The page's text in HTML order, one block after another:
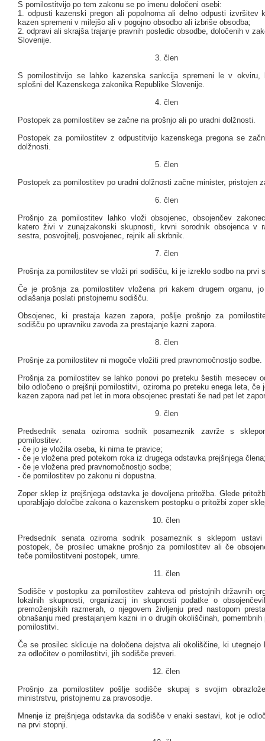
S pomilostitvijo po tem zakonu se po imenu določeni osebi:
1. odpusti kazenski pregon ali popolnoma ali delno odpusti izvršitev
kazen spremeni v milejšo ali v pogojno obsodbo ali izbriše obsodba;
2. odpravi ali skrajša trajanje pravnih posledic obsodbe, določenih v
Slovenije.
3. člen
S pomilostitvijo se lahko kazenska sankcija spremeni le v okviru,
splošni del Kazenskega zakonika Republike Slovenije.
4. člen
Postopek za pomilostitev se začne na prošnjo ali po uradni dolžnosti.
Postopek za pomilostitev z odpustitvijo kazenskega pregona se
dolžnosti.
5. člen
Postopek za pomilostitev po uradni dolžnosti začne minister, pristojen
6. člen
Prošnjo za pomilostitev lahko vloži obsojenec, obsojenčev
katero živi v zunajzakonski skupnosti, krvni sorodnik obsojenca v
sestra, posvojitelj, posvojenec, rejnik ali skrbnik.
7. člen
Prošnja za pomilostitev se vloži pri sodišču, ki je izreklo sodbo na prvi
Če je prošnja za pomilostitev vložena pri kakem drugem organu,
odlašanja poslati pristojnemu sodišču.
Obsojenec, ki prestaja kazen zapora, pošlje prošnjo za
sodišču po upravniku zavoda za prestajanje kazni zapora.
8. člen
Prošnje za pomilostitev ni mogoče vložiti pred pravnomočnostjo sodbe.
Prošnja za pomilostitev se lahko ponovi po preteku šestih mesecev
bilo odločeno o prejšnji pomilostitvi, oziroma po preteku enega leta, če
kazen zapora nad pet let in mora obsojenec prestati še nad pet let
9. člen
Predsednik senata oziroma sodnik posameznik zavrže s
pomilostitev:
- če jo je vložila oseba, ki nima te pravice;
- če je vložena pred potekom roka iz drugega odstavka prejšnjega
- če je vložena pred pravnomočnostjo sodbe;
- če pomilostitev po zakonu ni dopustna.
Zoper sklep iz prejšnjega odstavka je dovoljena pritožba. Glede
uporabljajo določbe zakona o kazenskem postopku o pritožbi zoper
10. člen
Predsednik senata oziroma sodnik posameznik s sklepom ustavi
postopek, če prosilec umakne prošnjo za pomilostitev ali če
teče pomilostitveni postopek, umre.
11. člen
Sodišče v postopku za pomilostitev zahteva od pristojnih državnih
lokalnih skupnosti, organizacij in skupnosti podatke o
premoženjskih razmerah, o njegovem življenju pred nastopom
obnašanju med prestajanjem kazni in o drugih okoliščinah, pomembnih
pomilostitvi.
Če se prosilec sklicuje na določena dejstva ali okoliščine, ki utegnejo
za odločitev o pomilostitvi, jih sodišče preveri.
12. člen
Prošnjo za pomilostitev pošlje sodišče skupaj s svojim
ministrstvu, pristojnemu za pravosodje.
Mnenje iz prejšnjega odstavka da sodišče v enaki sestavi, kot je
na prvi stopnji.